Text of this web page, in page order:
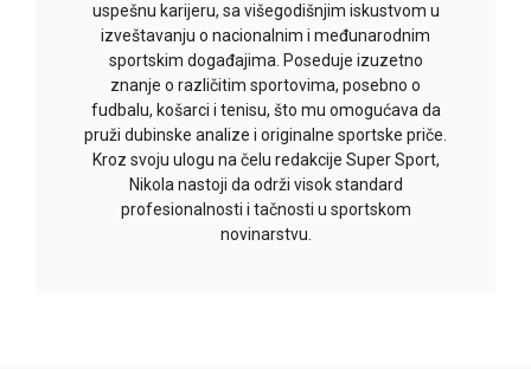
uspešnu karijeru, sa višegodišnjim iskustvom u
izveštavanju o nacionalnim i međunarodnim
sportskim događajima. Poseduje izuzetno
znanje o različitim sportovima, posebno o
fudbalu, košarci i tenisu, što mu omogućava da
pruži dubinske analize i originalne sportske priče.
Kroz svoju ulogu na čelu redakcije Super Sport,
Nikola nastoji da održi visok standard
profesionalnosti i tačnosti u sportskom
novinarstvu.